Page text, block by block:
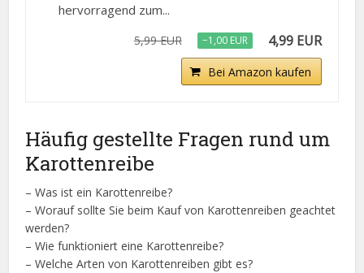
hervorragend zum...
5,99 EUR −1,00 EUR 4,99 EUR
Bei Amazon kaufen
Häufig gestellte Fragen rund um
Karottenreibe
– Was ist ein Karottenreibe?
– Worauf sollte Sie beim Kauf von Karottenreiben geachtet
werden?
– Wie funktioniert eine Karottenreibe?
– Welche Arten von Karottenreiben gibt es?